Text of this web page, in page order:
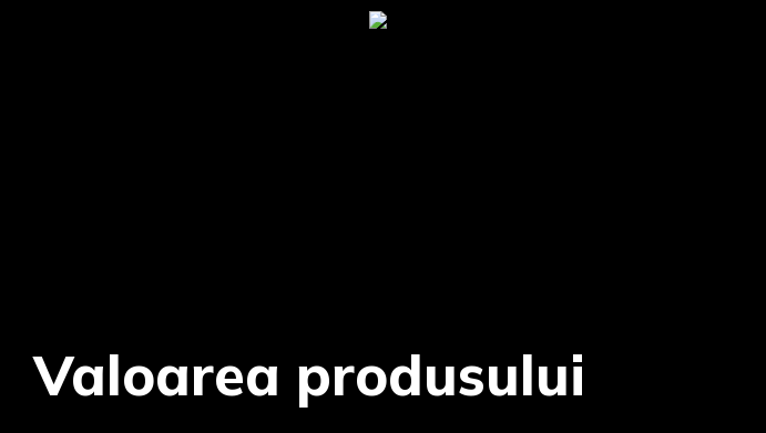
Valoarea produsului